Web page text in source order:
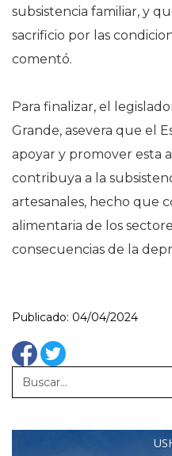
subsistencia familiar, y
sacrificio por las
comentó.
Para finalizar, el
Grande, asevera que el
apoyar y promover esta
contribuya a la
artesanales, hecho que
alimentaria de los
consecuencias de la
Publicado: 04/04/2024